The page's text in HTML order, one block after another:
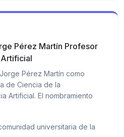
Pérez Martín Profesor
Pérez Martín como
de Ciencia de la
Artificial. El nombramiento
universitaria de la